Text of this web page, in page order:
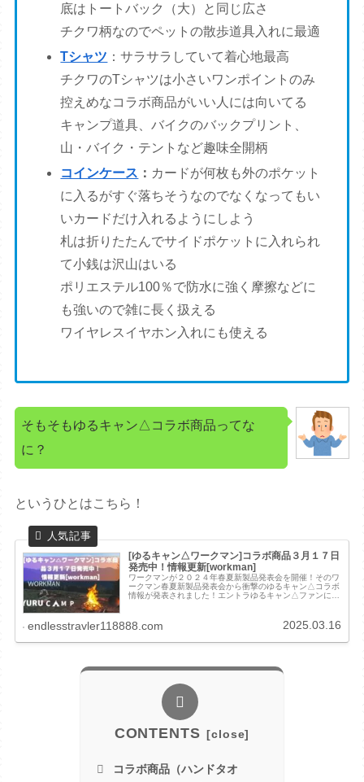
底はトートバック（大）と同じ広さ
チクワ柄なのでペットの散歩道具入れに最適
Tシャツ ：サラサラしていて着心地最高
チクワのTシャツは小さいワンポイントのみ
控えめなコラボ商品がいい人には向いてる
キャンプ道具、バイクのバックプリント、
山・バイク・テントなど趣味全開柄
コインケース ： カードが何枚も外のポケット
に入るがすぐ落ちそうなのでなくなってもい
いカードだけ入れるようにしよう
札は折りたたんでサイドポケットに入れられ
て小銭は沢山はいる
ポリエステル100％で防水に強く摩擦などに
も強いので雑に長く扱える
ワイヤレスイヤホン入れにも使える
そもそもゆるキャン△コラボ商品ってな
に？
というひとはこちら！
[ゆるキャン△ワークマン]コラボ商品３月１７日
発売中！情報更新[workman]
ワークマンが２０２４年春夏新製品発表会を開催！そのワ
ークマン春夏新製品発表会から衝撃のゆるキャン△コラボ
情報が発表されました！エントラゆるキャン△ファンにと
endlesstravler118888.com 2025.03.16
CONTENTS
コラボ商品（ハンドタオ